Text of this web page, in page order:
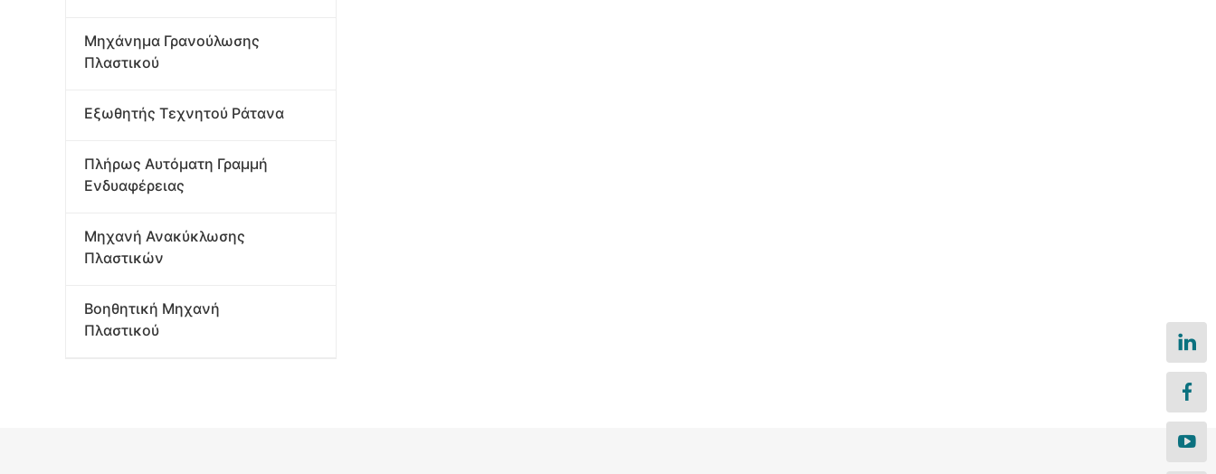
Μηχάνημα Γρανούλωσης
Πλαστικού
Εξωθητής Τεχνητού Ράτανα
Πλήρως Αυτόματη Γραμμή
Ενδυαφέρειας
Μηχανή Ανακύκλωσης
Πλαστικών
Βοηθητική Μηχανή
Πλαστικού